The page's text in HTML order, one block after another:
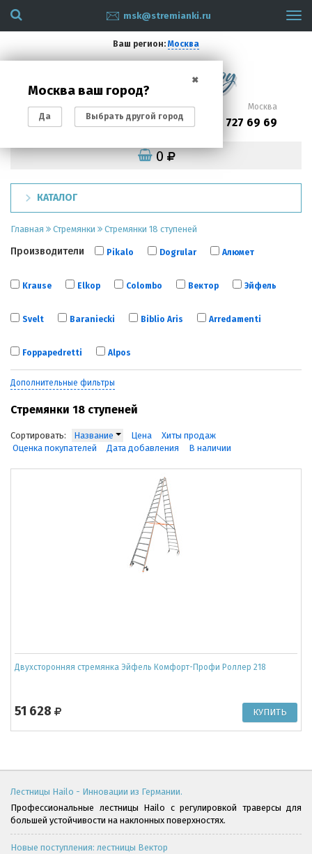
msk@stremianki.ru
Ваш регион: Москва
✖
Москва ваш город?
Да Выбрать другой город
Санкт-Петербург
(812) 200 87 93
Москва
(495) 727 69 69
0
КАТАЛОГ
Главная Стремянки Стремянки 18 ступеней
Производители Pikalo Dogrular Алюмет
Krause Elkop Colombo Вектор Эйфель
Svelt Baraniecki Biblio Aris Arredamenti
Foppapedretti Alpos
Дополнительные фильтры
Стремянки 18 ступеней
Сортировать: Название Цена
Хиты продаж
Оценка покупателей
Дата добавления В наличии
Двухсторонняя стремянка Эйфель Комфорт-Профи Роллер 218
51 628
Лестницы Hailo - Инновации из Германии.
Профессиональные лестницы Hailo с регулировкой траверсы для
большей устойчивости на наклонных поверхностях.
Новые поступления: лестницы Вектор